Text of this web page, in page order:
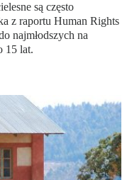
są często
z raportu Human Rights
najmłodszych na
15 lat.